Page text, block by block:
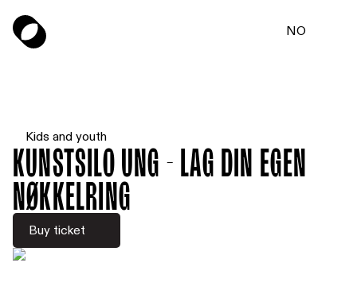
NO
Kids and youth
Kunstsilo UNG - Lag din egen
nøkkelring
Buy ticket